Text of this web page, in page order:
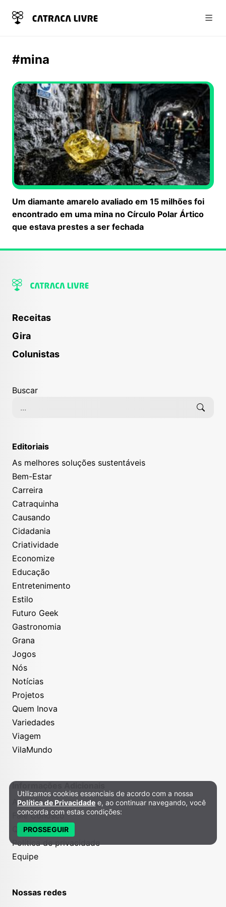
#mina
Um diamante amarelo avaliado em 15 milhões foi
encontrado em uma mina no Círculo Polar Ártico
que estava prestes a ser fechada
Receitas
Gira
Colunistas
Buscar
Editoriais
As melhores soluções sustentáveis
Bem-Estar
Carreira
Catraquinha
Causando
Cidadania
Criatividade
Economize
Educação
Entretenimento
Estilo
Futuro Geek
Gastronomia
Grana
Jogos
Nós
Notícias
Projetos
Quem Inova
Variedades
Viagem
VilaMundo
Informações Adicionais
Anuncie
Fale Conosco
Quem somos
Política de privacidade
Equipe
Nossas redes
Política de Privacidade e Cookies
Utilizamos cookies essenciais de acordo com a nossa
Política de Privacidade e, ao continuar navegando, você
concorda com estas condições:
PROSSEGUIR